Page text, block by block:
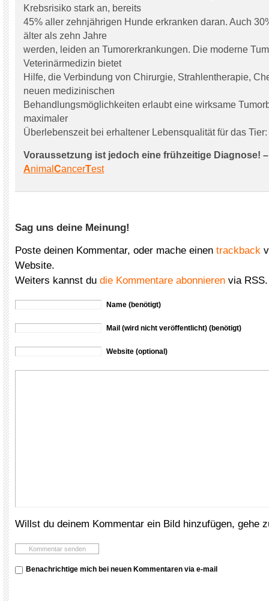
Krebsrisiko stark an, bereits
45% aller zehnjährigen Hunde erkranken daran. Auch
älter als zehn Jahre
werden, leiden an Tumorerkrankungen. Die moderne
Veterinärmedizin bietet
Hilfe, die Verbindung von Chirurgie, Strahlentherapie,
neuen medizinischen
Behandlungsmöglichkeiten erlaubt eine wirksame
maximaler
Überlebenszeit bei erhaltener Lebensqualität für das Tier:
Voraussetzung ist jedoch eine frühzeitige Diagnose! –
Animal CancerTest
Sag uns deine Meinung!
Poste deinen Kommentar, oder mache einen trackback
Website.
Weiters kannst du die Kommentare abonnieren via RSS.
Name (benötigt)
Mail (wird nicht veröffentlicht) (benötigt)
Website (optional)
Willst du deinem Kommentar ein Bild hinzufügen, gehe
Benachrichtige mich bei neuen Kommentaren via e-mail